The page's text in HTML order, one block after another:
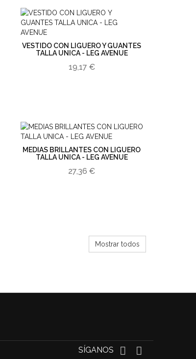
VESTIDO CON LIGUERO Y GUANTES
TALLA UNICA - LEG AVENUE
19,17 €
MEDIAS BRILLANTES CON LIGUERO
TALLA UNICA - LEG AVENUE
27,36 €
Mostrar todos
SÍGANOS